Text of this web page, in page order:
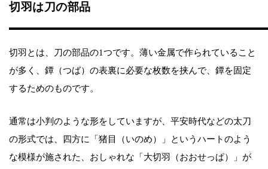
切羽は刀の部品
切羽とは、刀の部品の1つです。薄い金属で作られていること
が多く、鐔（つば）の表裏に必要な枚数を挟んで、鐔を固定
するためのものです。
通常は小判のような形をしていますが、平安時代などの太刀
の形式では、四方に「猪目（いのめ）」というハートのよう
な模様が施された、おしゃれな「大切羽（おおせっぱ）」が